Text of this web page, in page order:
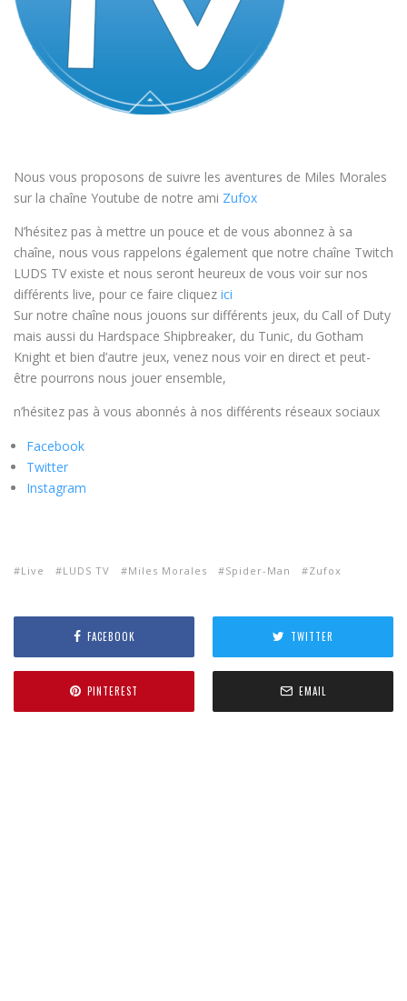
Nous vous proposons de suivre les aventures de Miles Morales
sur la chaîne Youtube de notre ami Zufox
N’hésitez pas à mettre un pouce et de vous abonnez à sa
chaîne, nous vous rappelons également que notre chaîne Twitch
LUDS TV existe et nous seront heureux de vous voir sur nos
différents live, pour ce faire cliquez ici
Sur notre chaîne nous jouons sur différents jeux, du Call of Duty
mais aussi du Hardspace Shipbreaker, du Tunic, du Gotham
Knight et bien d’autre jeux, venez nous voir en direct et peut-
être pourrons nous jouer ensemble,
n’hésitez pas à vous abonnés à nos différents réseaux sociaux
Facebook
Twitter
Instagram
Live LUDS TV Miles Morales Spider-Man Zufox
FACEBOOK TWITTER
PINTEREST EMAIL